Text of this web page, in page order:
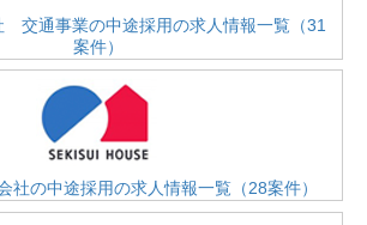
交通事業の中途採用の求人情報一覧（31
案件）
社の中途採用の求人情報一覧（28案件）